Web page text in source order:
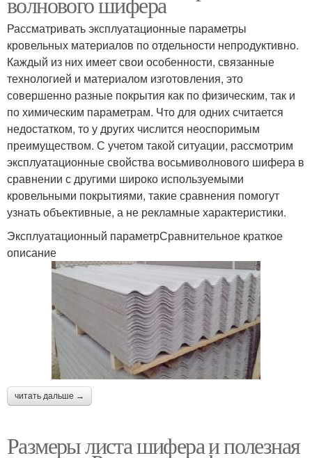
Рассматривать эксплуатационные параметры
кровельных материалов по отдельности непродуктивно.
Каждый из них имеет свои особенности, связанные
технологией и материалом изготовления, это
совершенно разные покрытия как по физическим, так и
по химическим параметрам. Что для одних считается
недостатком, то у других числится неоспоримым
преимуществом. С учетом такой ситуации, рассмотрим
эксплуатационные свойства восьмиволнового шифера в
сравнении с другими широко используемыми
кровельными покрытиями, такие сравнения помогут
узнать объективные, а не рекламные характеристики.
Эксплуатационный параметрСравнительное краткое
описание
читать дальше →
Размеры листа шифера и полезная